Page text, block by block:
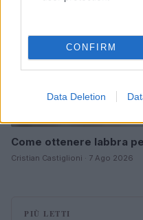
CONFIRM
Data Deletion
Come ottenere labbra
Cristian Castiglioni · 7 Ago 2026
PIÙ LETTI